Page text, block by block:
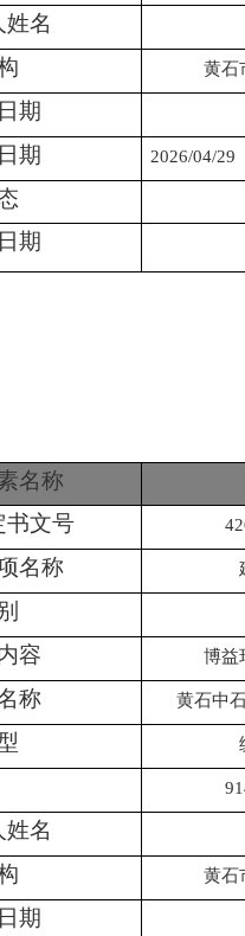
名
黄石
期
期
2026/04/29
期
名称
书文号
名称
容
博益
称 黄石中
名
黄石
期